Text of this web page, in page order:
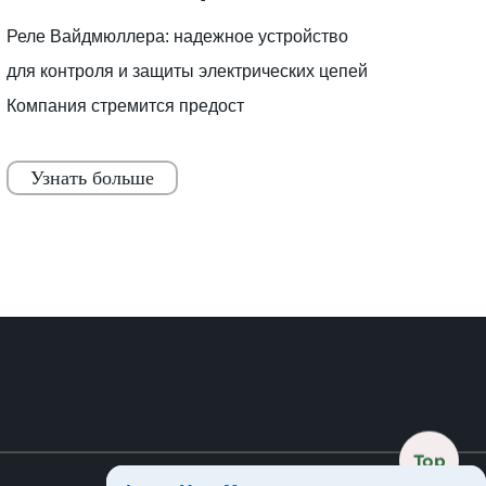
Реле Вайдмюллера: надежное устройство
для контроля и защиты электрических цепей
Компания стремится предост
Узнать больше
Top